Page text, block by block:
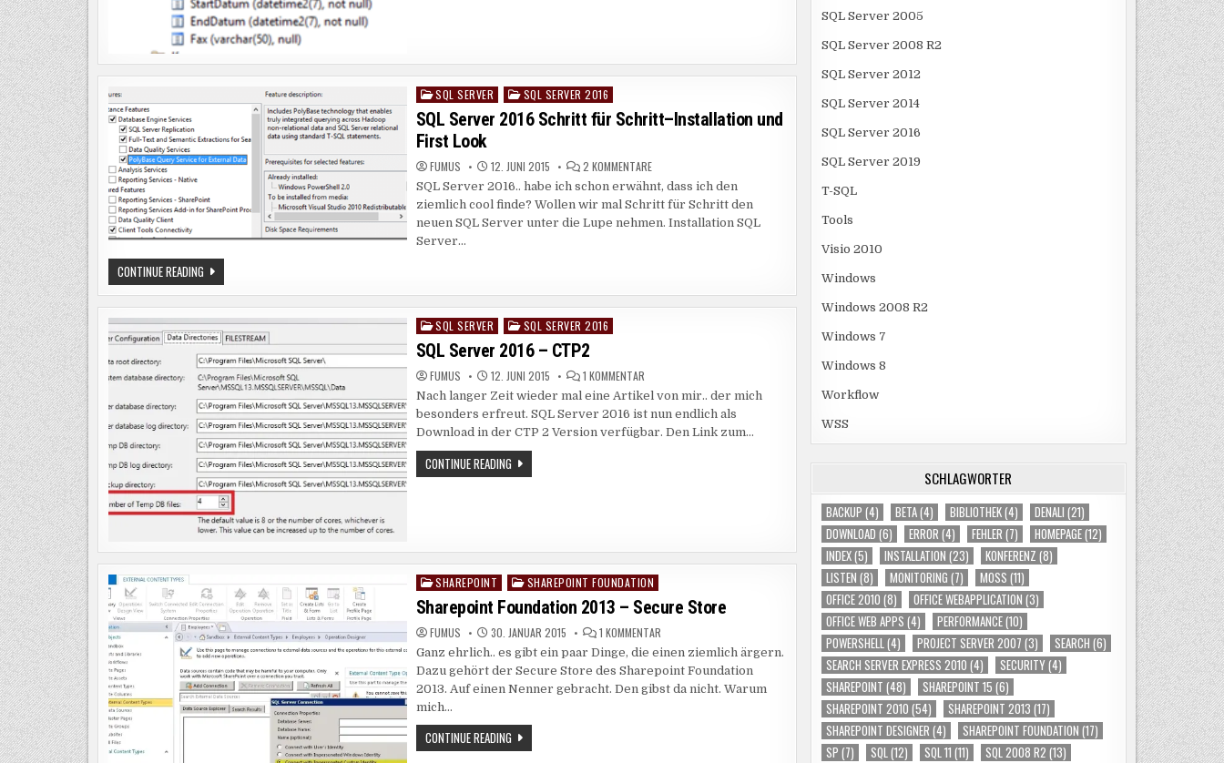
Posted
in
SQL SERVER SQL SERVER 2016
SQL Server 2016 Schritt für Schritt–Installation und
First Look
FUMUS 12. JUNI 2015 2 KOMMENTAREZU
SQL
SERVER
2016
SCHRITT
FÜR
SCHRITT–
SQL Server 2016.. habe ich schon erwähnt, dass ich den
ziemlich cool finde? Wollen wir mal Schritt für Schritt den
neuen SQL Server unter die Lupe nehmen. Installation SQL
Server…
CONTINUE READING SQL
SERVER
2016
SCHRITT
FÜR
SCHRITT–
INSTALLATION
UND
FIRST
LOOK
Posted
in
SQL SERVER SQL SERVER 2016
SQL Server 2016 – CTP2
FUMUS 12. JUNI 2015 1 KOMMENTARZU
SERVER
2016
–
CTP2
Nach langer Zeit wieder mal eine Artikel von mir.. der mich
besonders erfreut. SQL Server 2016 ist nun endlich als
Download in der CTP 2 Version verfügbar. Den Link zum…
CONTINUE READINGSQL
SERVER
Posted
in
SHAREPOINT SHAREPOINT FOUNDATION
Sharepoint Foundation 2013 – Secure Store
FUMUS 30. JANUAR 2015 1 KOMMENTARZU
SHAREPOINT
FOUNDATION
2013
–
SECURE
STORE
Ganz ehrlich.. es gibt ein paar Dinge, die einen ziemlich ärgern.
Dazu gehört der Secure Store des Sharepoint Foundation
2013. Auf einen Nenner gebracht. Den gibst da nicht. Warum
mich…
CONTINUE READINGSHAREPOINT
FOUNDATION
SQL Server 2005
SQL Server 2008 R2
SQL Server 2012
SQL Server 2014
SQL Server 2016
SQL Server 2019
T-SQL
Tools
Visio 2010
Windows
Windows 2008 R2
Windows 7
Windows 8
Workflow
WSS
SCHLAGWÖRTER
BACKUP (4) BETA(4) BIBLIOTHEK(4) DENALI (21)
DOWNLOAD (6) ERROR (4) FEHLER (7) HOMEPAGE(12)
INDEX(5) INSTALLATION (23) KONFERENZ (8)
LISTEN (8) MONITORING (7) MOSS (11)
OFFICE 2010 (8) OFFICE WEBAPPLICATION (3)
OFFICE WEB APPS (4) PERFORMANCE(10)
POWERSHELL(4) PROJECT SERVER 2007 (3) SEARCH (6)
SEARCH SERVER EXPRESS 2010 (4) SECURITY(4)
SHAREPOINT (48) SHAREPOINT 15 (6)
SHAREPOINT 2010 (54) SHAREPOINT 2013 (17)
SHAREPOINT DESIGNER (4) SHAREPOINT FOUNDATION (17)
SP (7) SQL(12) SQL 11 (11) SQL 2008 R2 (13)